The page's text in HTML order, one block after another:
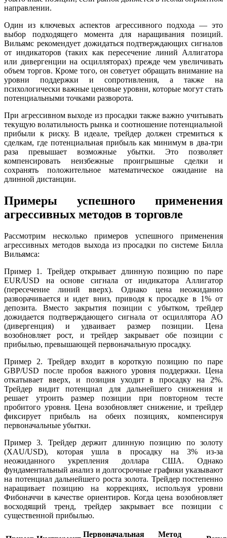
направлении.
Один из ключевых аспектов агрессивного подхода — это
выбор подходящего момента для наращивания позиций.
Вильямс рекомендует дожидаться подтверждающих сигналов
от индикаторов (таких как пересечение линий Аллигатора
или дивергенции на осцилляторах) прежде чем увеличивать
объем торгов. Кроме того, он советует обращать внимание на
уровни поддержки и сопротивления, а также на
психологически важные ценовые уровни, которые могут стать
потенциальными точками разворота.
При агрессивном выходе из просадки также важно учитывать
текущую волатильность рынка и соотношение потенциальной
прибыли к риску. В идеале, трейдер должен стремиться к
сделкам, где потенциальная прибыль как минимум в два-три
раза превышает возможные убытки. Это позволяет
компенсировать неизбежные проигрышные сделки и
сохранять положительное математическое ожидание на
длинной дистанции.
Примеры успешного применения
агрессивных методов в торговле
Рассмотрим несколько примеров успешного применения
агрессивных методов выхода из просадки по системе Билла
Вильямса:
Пример 1. Трейдер открывает длинную позицию по паре
EUR/USD на основе сигнала от индикатора Аллигатор
(пересечение линий вверх). Однако цена неожиданно
разворачивается и идет вниз, приводя к просадке в 1% от
депозита. Вместо закрытия позиции с убытком, трейдер
дожидается подтверждающего сигнала от осциллятора AO
(дивергенция) и удваивает размер позиции. Цена
возобновляет рост, и трейдер закрывает обе позиции с
прибылью, превышающей первоначальную просадку.
Пример 2. Трейдер входит в короткую позицию по паре
GBP/USD после пробоя важного уровня поддержки. Цена
откатывает вверх, и позиция уходит в просадку на 2%.
Трейдер видит потенциал для дальнейшего снижения и
решает утроить размер позиции при повторном тесте
пробитого уровня. Цена возобновляет снижение, и трейдер
фиксирует прибыль на обеих позициях, компенсируя
первоначальные убытки.
Пример 3. Трейдер держит длинную позицию по золоту
(XAU/USD), которая ушла в просадку на 3% из-за
неожиданного укрепления доллара США. Однако
фундаментальный анализ и долгосрочные графики указывают
на потенциал дальнейшего роста золота. Трейдер постепенно
наращивает позицию на коррекциях, используя уровни
Фибоначчи в качестве ориентиров. Когда цена возобновляет
восходящий тренд, трейдер закрывает все позиции с
существенной прибылью.
Первоначальная
Метод